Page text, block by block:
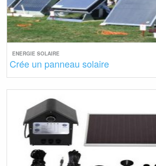
ENERGIE SOLAIRE
Crée un panneau solaire